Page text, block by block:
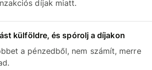
díjak miatt.
külföldre, és spórolj a díjakon
a pénzedből, nem számít, merre